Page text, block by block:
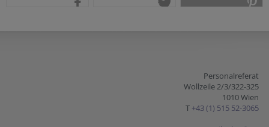
Personalreferat
Wollzeile 2/3/322-325
1010 Wien
T +43 (1) 515 52-3065